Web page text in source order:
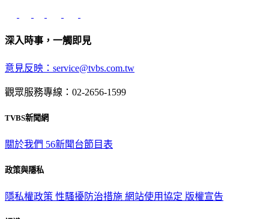
深入時事，一觸即見
意見反映：service@tvbs.com.tw
觀眾服務專線：02-2656-1599
TVBS新聞網
關於我們 56新聞台節目表
政策與隱私
隱私權政策 性騷擾防治措施 網站使用協定 版權宣告